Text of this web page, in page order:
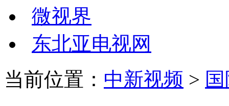
微视界
东北亚电视网
当前位置： 中新视频 >